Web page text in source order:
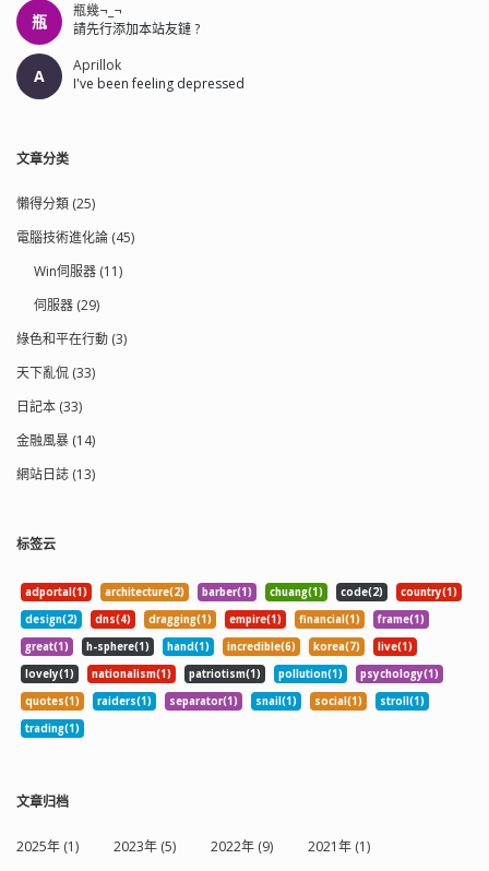
瓶
瓶幾¬_¬
請先行添加本站友鏈 ?
A
Aprillok
I've been feeling depressed
文章分类
懶得分類 (25)
電腦技術進化論 (45)
Win伺服器 (11)
伺服器 (29)
綠色和平在行動 (3)
天下亂侃 (33)
日記本 (33)
金融風暴 (14)
網站日誌 (13)
标签云
adportal(1) architecture(2) barber(1) chuang(1) code(2)
country(1)
design(2)
dns(4) dragging(1) empire(1) financial(1)
frame(1)
great(1)
h-sphere(1) hand(1) incredible(6) korea(7)
live(1)
lovely(1)
nationalism(1) patriotism(1) pollution(1)
psychology(1)
quotes(1)
raiders(1) separator(1) snail(1) social(1)
stroll(1)
trading(1)
文章归档
2025年 (1) 2023年 (5) 2022年 (9) 2021年 (1)